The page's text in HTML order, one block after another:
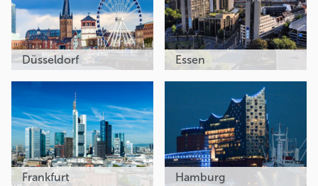
Düsseldorf Essen
Frankfurt Hamburg